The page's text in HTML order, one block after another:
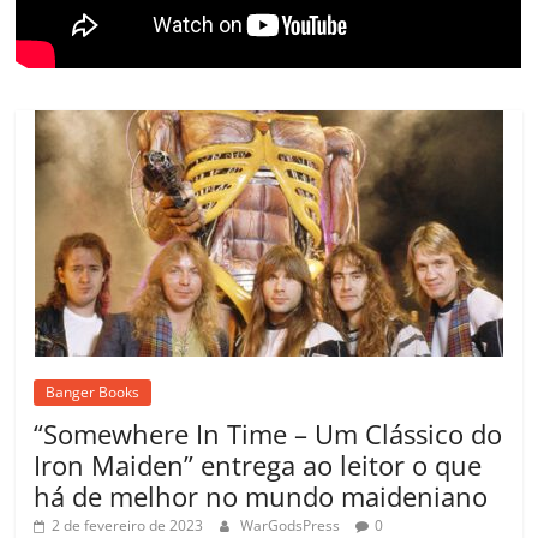
Banger Books
“Somewhere In Time – Um Clássico do
Iron Maiden” entrega ao leitor o que
há de melhor no mundo maideniano
2 de fevereiro de 2023 WarGodsPress 0